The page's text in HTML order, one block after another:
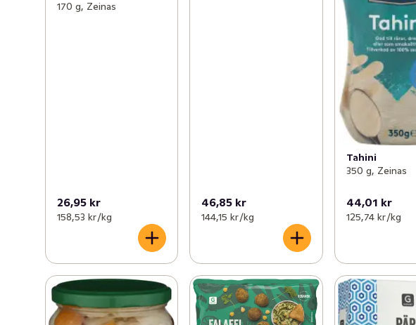
170 g, Zeinas
26,95 kr
158,53 kr /kg
46,85 kr
144,15 kr /kg
Tahini
350 g, Zeinas
44,01 kr
125,74 kr /kg